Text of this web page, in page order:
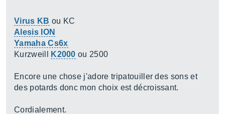
Virus KB ou KC
Alesis ION
Yamaha Cs6x
Kurzweill
K2000 ou 2500
Encore une chose j'adore tripatouiller des sons et
des potards donc mon choix est décroissant.
Cordialement.